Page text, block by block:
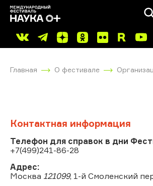
Главная О фестивале
Контактная информация
Телефон для справок в дни
+7(499)241-86-28
Адрес:
Москва 121099, 1-й Смоленский